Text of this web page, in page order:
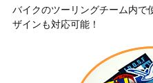
バイクのツーリングチーム内で
ザインも対応可能！